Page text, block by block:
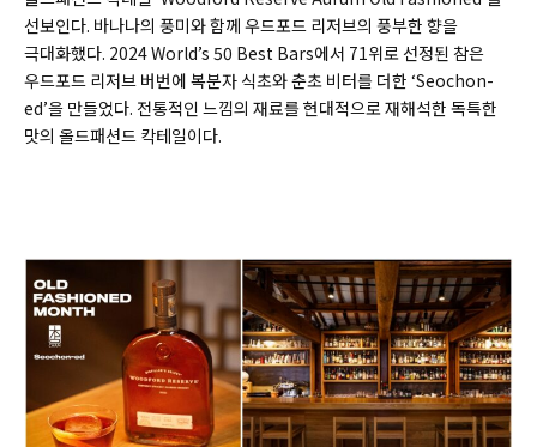
선보인다. 바나나의 풍미와 함께 우드포드 리저브의 풍부한 향을
극대화했다. 2024 World’s 50 Best Bars에서 71위로 선정된 참은
우드포드 리저브 버번에 복분자 식초와 춘초 비터를 더한 ‘Seochon-
ed’을 만들었다. 전통적인 느낌의 재료를 현대적으로 재해석한 독특한
맛의 올드패션드 칵테일이다.